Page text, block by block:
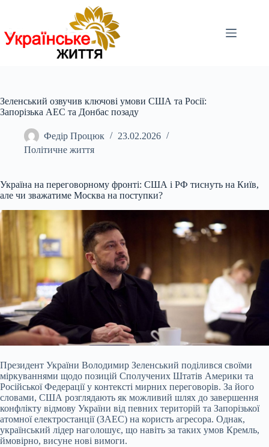
Зеленський озвучив ключові умови США та Росії:
Запорізька АЕС та Донбас позаду
Федір Процюк
23.02.2026
Політичне життя
Україна на переговорному фронті: США і РФ тиснуть на Київ,
але чи зважатиме Москва на поступки?
Президент України Володимир Зеленський поділився своїми
міркуваннями щодо позицій Сполучених Штатів Америки та
Російської Федерації у контексті мирних переговорів. За його
словами, США розглядають як можливий шлях до завершення
конфлікту відмову України від певних територій та Запорізької
атомної електростанції (ЗАЕС) на користь агресора. Однак,
український лідер наголошує, що навіть за таких умов Кремль,
ймовірно, висуне нові вимоги.